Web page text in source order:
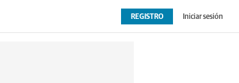
EXTRAS
REGISTRO Iniciar sesión